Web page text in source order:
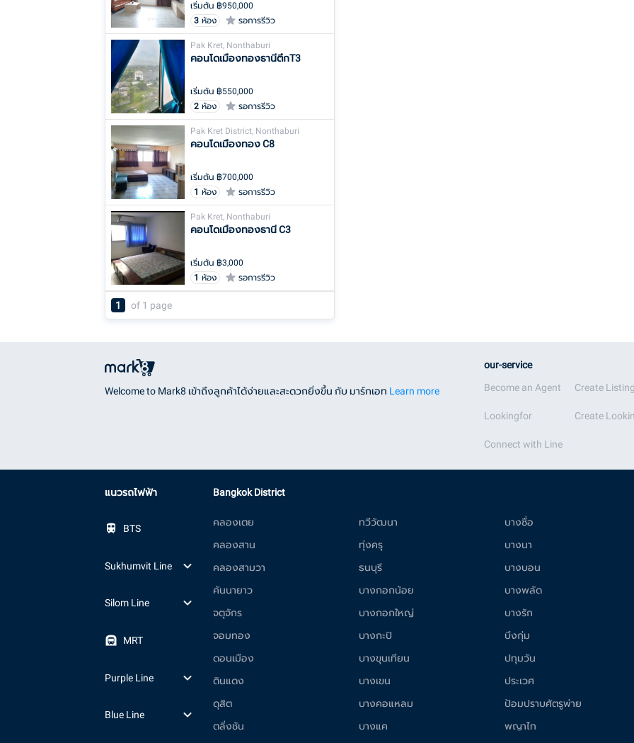
เริ่มต้น ฿950,000
3 ห้อง รอการรีวิว
Pak Kret, Nonthaburi
คอนโดเมืองทองธานีตึกT3
เริ่มต้น ฿550,000
2 ห้อง รอการรีวิว
Pak Kret District, Nonthaburi
คอนโดเมืองทอง C8
เริ่มต้น ฿700,000
1 ห้อง รอการรีวิว
Pak Kret, Nonthaburi
คอนโดเมืองทองธานี C3
เริ่มต้น ฿3,000
1 ห้อง รอการรีวิว
1 of 1 page
Welcome to Mark8 เข้าถึงลูกค้าได้ง่ายและสะดวกยิ่งขึ้น กับ มาร์กเอท Learn more
our-service
Become an Agent
Lookingfor
Connect with Line
Create Listing
Create
แนวรถไฟฟ้า
BTS
Sukhumvit Line
Silom Line
MRT
Purple Line
Blue Line
Bangkok District
คลองเตย
คลองสาน
คลองสามวา
คันนายาว
จตุจักร
จอมทอง
ดอนเมือง
ดินแดง
ดุสิต
ตลิ่งชัน
ทวีวัฒนา
ทุ่งครุ
ธนบุรี
บางกอกน้อย
บางกอกใหญ่
บางกะปิ
บางขุนเทียน
บางเขน
บางคอแหลม
บางแค
บางซื่อ
บางนา
บางบอน
บางพลัด
บางรัก
บึงกุ่ม
ปทุมวัน
ประเวศ
ป้อมปราบศัตรูพ่าย
พญาไท